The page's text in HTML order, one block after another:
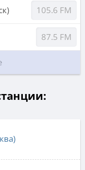
105.6 FM
87.5 FM